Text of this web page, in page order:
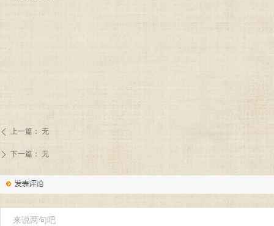
ꄴ 上一篇： 无
ꄲ 下一篇： 无